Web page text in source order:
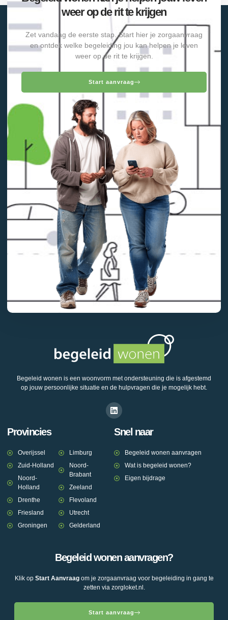
weer op de rit te krijgen
Zet vandaag de eerste stap. Start hier je zorgaanvraag
en ontdek welke begeleiding jou kan helpen je leven
weer op de rit te krijgen.
Start aanvraag
Begeleid wonen is een woonvorm met ondersteuning die is afgestemd
op jouw persoonlijke situatie en de hulpvragen die je mogelijk hebt.
Provincies
Overijssel
Zuid-Holland
Noord-
Holland
Drenthe
Friesland
Groningen
Limburg
Noord-
Brabant
Zeeland
Flevoland
Utrecht
Gelderland
Snel naar
Begeleid wonen aanvragen
Wat is begeleid wonen?
Eigen bijdrage
Begeleid wonen aanvragen?
Klik op Start Aanvraagom je zorgaanvraag voor begeleiding in gang te
zetten via zorgloket.nl.
Start aanvraag